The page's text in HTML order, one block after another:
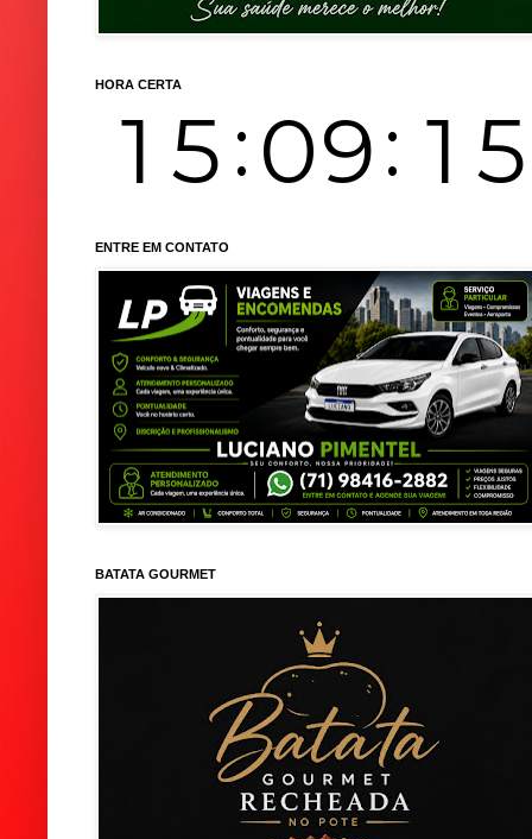
HORA CERTA
ENTRE EM CONTATO
BATATA GOURMET